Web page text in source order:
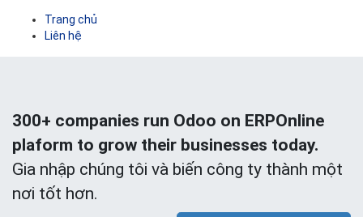
Trang chủ
Liên hệ
300+ companies run Odoo on ERPOnline
plaform to grow their businesses today.
Gia nhập chúng tôi và biến công ty thành một
nơi tốt hơn.